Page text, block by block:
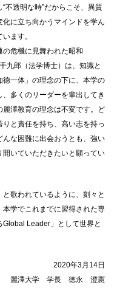
不透明な時”だからこそ、異質
に立ち向かうマインドを学ん
ます。
危機に見舞われた昭和
九郎（法学博士）は、知識と
一体」の理念の下に、本学の
多くのリーダーを輩出してき
澤教育の理念は不変です。ど
と責任を持ち、高い志を持っ
な困難に出会おうとも、強い
いていただきたいと願ってい
歌われているように、刻々と
学でこれまでに習得された専
Leader」として世界と
2020年3月14日
麗澤大学 学長 徳永 澄憲